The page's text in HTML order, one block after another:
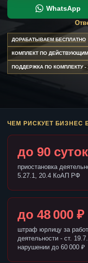
WhatsApp
ДОРАБАТЫВАЕМ БЕСПЛАТНО
КОМПЛЕКТ ПО
ПОДДЕРЖКА ПО КОМПЛЕКТУ -
ЧЕМ РИСКУЕТ БИЗНЕС
до 90 суток
приостановка
5.27.1, 20.4 КоАП РФ
до 48 000 ₽
штраф юрлицу за
деятельности - ст.
нарушении до 60 000 ₽